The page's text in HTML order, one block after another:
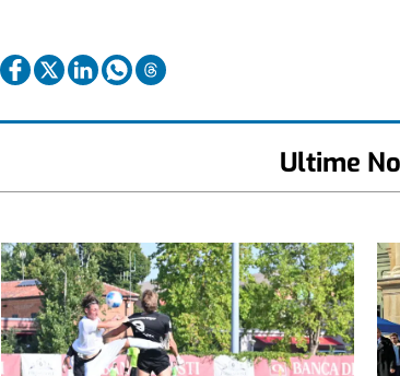
Ultime